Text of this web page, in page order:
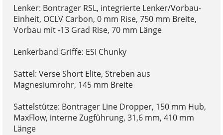
Lenker: Bontrager RSL, integrierte Lenker/Vorbau-
Einheit, OCLV Carbon, 0 mm Rise, 750 mm Breite,
Vorbau mit -13 Grad Rise, 70 mm Länge
Lenkerband Griffe: ESI Chunky
Sattel: Verse Short Elite, Streben aus
Magnesiumrohr, 145 mm Breite
Sattelstütze: Bontrager Line Dropper, 150 mm Hub,
MaxFlow, interne Zugführung, 31,6 mm, 410 mm
Länge